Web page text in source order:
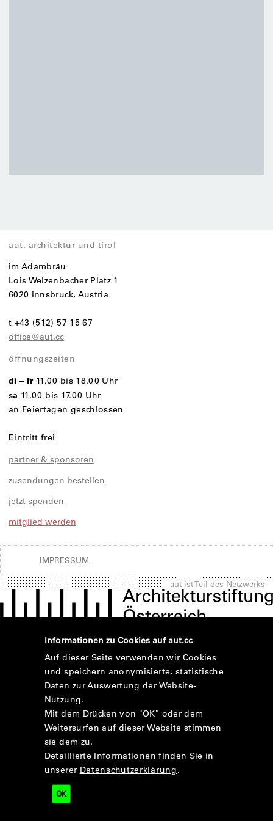
aut. architektur und tirol
im Adambräu
Lois Welzenbacher Platz 1
6020 Innsbruck, Austria
t +43 (512) 57 15 67
office@aut.cc
öffnungszeiten
di – fr 11.00 bis 18.00 Uhr
sa 11.00 bis 17.00 Uhr
an Feiertagen geschlossen
Eintritt frei
partner & sponsoren
zusendungen bestellen
jetzt spenden
mitglied werden
IMPRESSUM
aut ist Teil des Netzwerks
Informationen zu Cookies auf aut.cc
Auf dieser Seite verwenden wir Cookies
und speichern anonymisierte, statistische
Daten zur Auswertung der Website-
Nutzung.
Mit dem Drücken von "OK" oder dem
Weitersurfen auf dieser Website stimmen
sie dem zu.
Detaillierte Informationen finden Sie in
unserer Datenschutzerklärung.
OK